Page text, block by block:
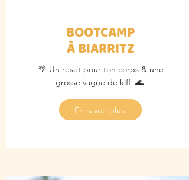
BOOTCAMP
À BIARRITZ
🌴 Un reset pour ton corps & une
grosse vague de kiff 🌊
En savoir plus